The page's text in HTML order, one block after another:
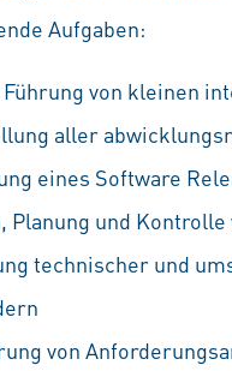
Aufgaben:
Führung von kleinen
aller
eines Software
Planung und
technischer und
von